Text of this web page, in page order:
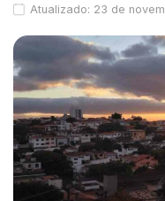
Atualizado: 23 de